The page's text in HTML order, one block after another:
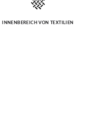
INNENBEREICH VON TEXTILIEN